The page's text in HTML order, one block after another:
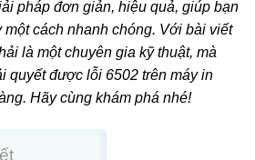
pháp đơn giản, hiệu quả, giúp bạn
cách nhanh chóng. Với bài viết
là một chuyên gia kỹ thuật, mà
quyết được lỗi 6502 trên máy in
Hãy cùng khám phá nhé!